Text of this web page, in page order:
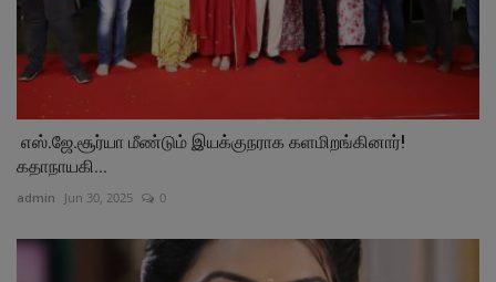
எஸ்.ஜே.சூர்யா மீண்டும் இயக்குநராக களமிறங்கினார்!
கதாநாயகி...
admin Jun 30, 2025 0